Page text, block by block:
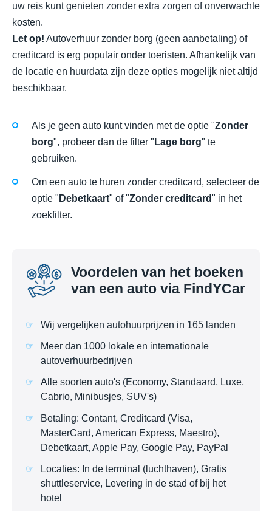
uw reis kunt genieten zonder extra zorgen of onverwachte
kosten.
Let op! Autoverhuur zonder borg (geen aanbetaling) of
creditcard is erg populair onder toeristen. Afhankelijk van
de locatie en huurdata zijn deze opties mogelijk niet altijd
beschikbaar.
Als je geen auto kunt vinden met de optie "Zonder
borg", probeer dan de filter " Lage borg" te
gebruiken.
Om een auto te huren zonder creditcard, selecteer de
optie " Debetkaart" of "Zonder creditcard" in het
zoekfilter.
Voordelen van het boeken
van een auto via FindYCar
Wij vergelijken autohuurprijzen in 165 landen
Meer dan 1000 lokale en internationale
autoverhuurbedrijven
Alle soorten auto's (Economy, Standaard, Luxe,
Cabrio, Minibusjes, SUV's)
Betaling: Contant, Creditcard (Visa,
MasterCard, American Express, Maestro),
Debetkaart, Apple Pay, Google Pay, PayPal
Locaties: In de terminal (luchthaven), Gratis
shuttleservice, Levering in de stad of bij het
hotel